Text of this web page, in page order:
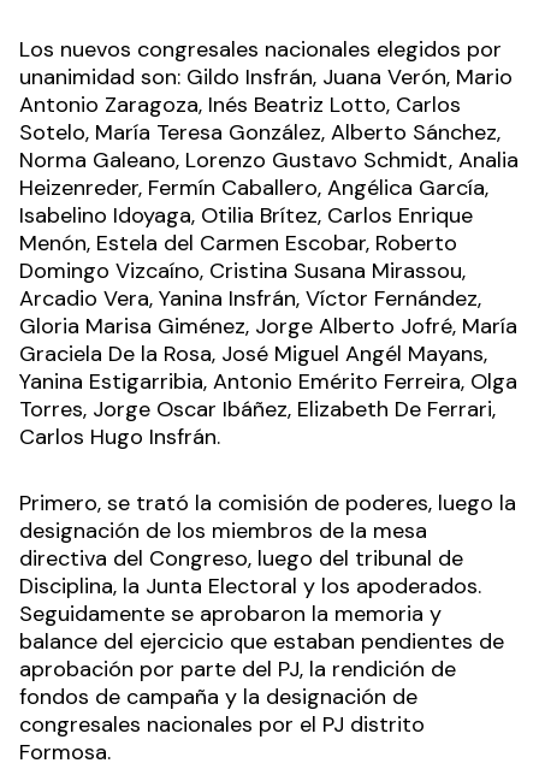
Los nuevos congresales nacionales elegidos por
unanimidad son: Gildo Insfrán, Juana Verón, Mario
Antonio Zaragoza, Inés Beatriz Lotto, Carlos
Sotelo, María Teresa González, Alberto Sánchez,
Norma Galeano, Lorenzo Gustavo Schmidt, Analia
Heizenreder, Fermín Caballero, Angélica García,
Isabelino Idoyaga, Otilia Brítez, Carlos Enrique
Menón, Estela del Carmen Escobar, Roberto
Domingo Vizcaíno, Cristina Susana Mirassou,
Arcadio Vera, Yanina Insfrán, Víctor Fernández,
Gloria Marisa Giménez, Jorge Alberto Jofré, María
Graciela De la Rosa, José Miguel Angél Mayans,
Yanina Estigarribia, Antonio Emérito Ferreira, Olga
Torres, Jorge Oscar Ibáñez, Elizabeth De Ferrari,
Carlos Hugo Insfrán.
Primero, se trató la comisión de poderes, luego la
designación de los miembros de la mesa
directiva del Congreso, luego del tribunal de
Disciplina, la Junta Electoral y los apoderados.
Seguidamente se aprobaron la memoria y
balance del ejercicio que estaban pendientes de
aprobación por parte del PJ, la rendición de
fondos de campaña y la designación de
congresales nacionales por el PJ distrito
Formosa.